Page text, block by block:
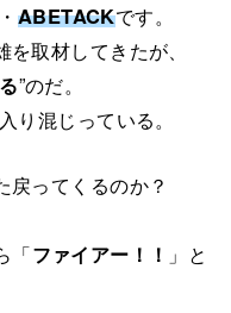
ABETACKです。
取材してきたが、
”のだ。
り混じっている。
戻ってくるのか？
「ファイアー！！ 」と